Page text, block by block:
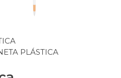
PLÁSTICA